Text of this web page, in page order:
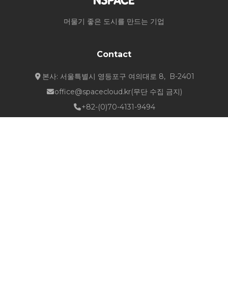
머물기 좋은 도시를 만드는 기업
Contact
본사: 서울특별시 영등포구 여의대로 8, B-2401
office@spacecloud.kr(무단 수집 금지)
+82-(0)70-4131-9494